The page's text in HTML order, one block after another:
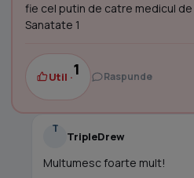
fie cel putin de catre medicul de
Sanatate 1
Util ·1 Raspunde
T
TripleDrew
Multumesc foarte mult!